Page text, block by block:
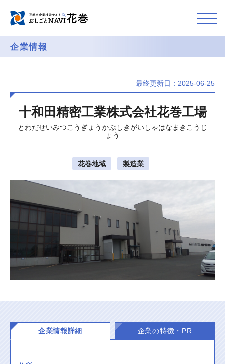
企業情報
最終更新日：2025-06-25
十和田精密工業株式会社花巻工場
とわだせいみつこうぎょうかぶしきがいしゃはなまきこうじ
ょう
花巻地域 製造業
企業情報詳細 企業の特徴・PR